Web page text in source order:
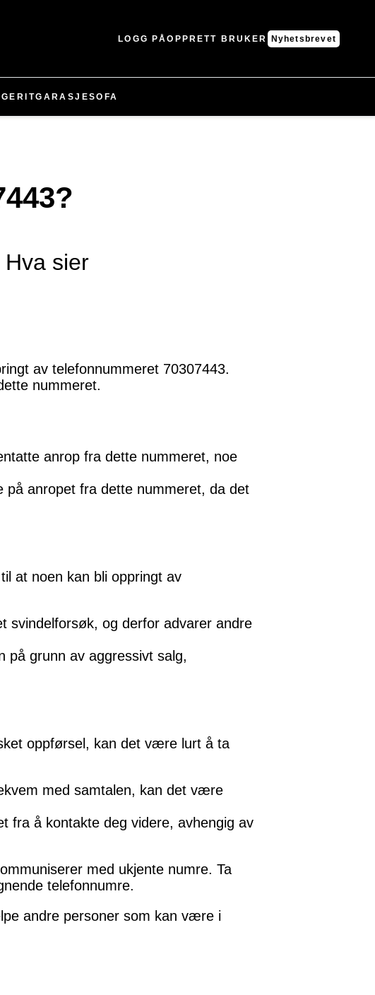
LOGG PÅOPPRETT BRUKER Nyhetsbrevet
ITGARASJESOFA
sier
av telefonnummeret 70307443.
nummeret.
anrop fra dette nummeret, noe
anropet fra dette nummeret, da det
at noen kan bli oppringt av
svindelforsøk, og derfor advarer andre
på grunn av aggressivt salg,
oppførsel, kan det være lurt å ta
med samtalen, kan det være
fra å kontakte deg videre, avhengig av
med ukjente numre. Ta
telefonnumre.
andre personer som kan være i